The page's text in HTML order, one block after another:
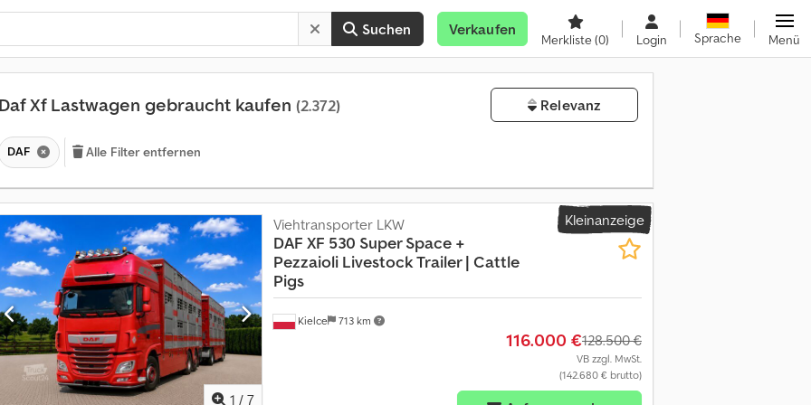
Suchen Verkaufen
Merkliste(0) Login Sprache Menü
Daf Xf Lastwagen gebraucht kaufen (2.372) Relevanz
DAF Alle Filter entfernen
Kleinanzeige
1 / 7
Kielce 713 km
Viehtransporter LKW
DAF XF 530 Super Space +
Pezzaioli Livestock Trailer | Cattle
Pigs
116.000 €128.500 €
VB zzgl. MwSt.
(142.680 € brutto)